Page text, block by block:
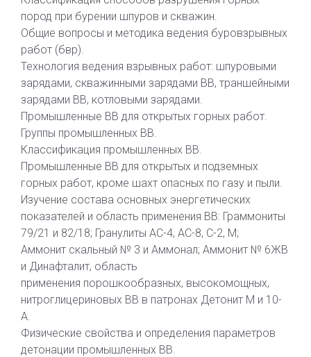
пород при бурении шпуров и скважин.
Общие вопросы и методика ведения буровзрывных
работ (бвр).
Технология ведения взрывных работ: шпуровыми
зарядами, скважинными зарядами ВВ, траншейными
зарядами ВВ, котловыми зарядами.
Промышленные ВВ для открытых горных работ.
Группы промышленных ВВ.
Классификация промышленных ВВ.
Промышленные ВВ для открытых и подземных
горных работ, кроме шахт опасных по газу и пыли.
Изучение состава основных энергетических
показателей и область применения ВВ: Граммониты
79/21 и 82/18; Гранулиты АС-4, АС-8, С-2, М;
Аммонит скальный № 3 и Аммонал; Аммонит № 6ЖВ
и Динафталит, область
применения порошкообразных, высокомощных,
нитроглицериновых ВВ в патронах Детонит М и 10-
А.
Физические свойства и определения параметров
детонации промышленных ВВ.